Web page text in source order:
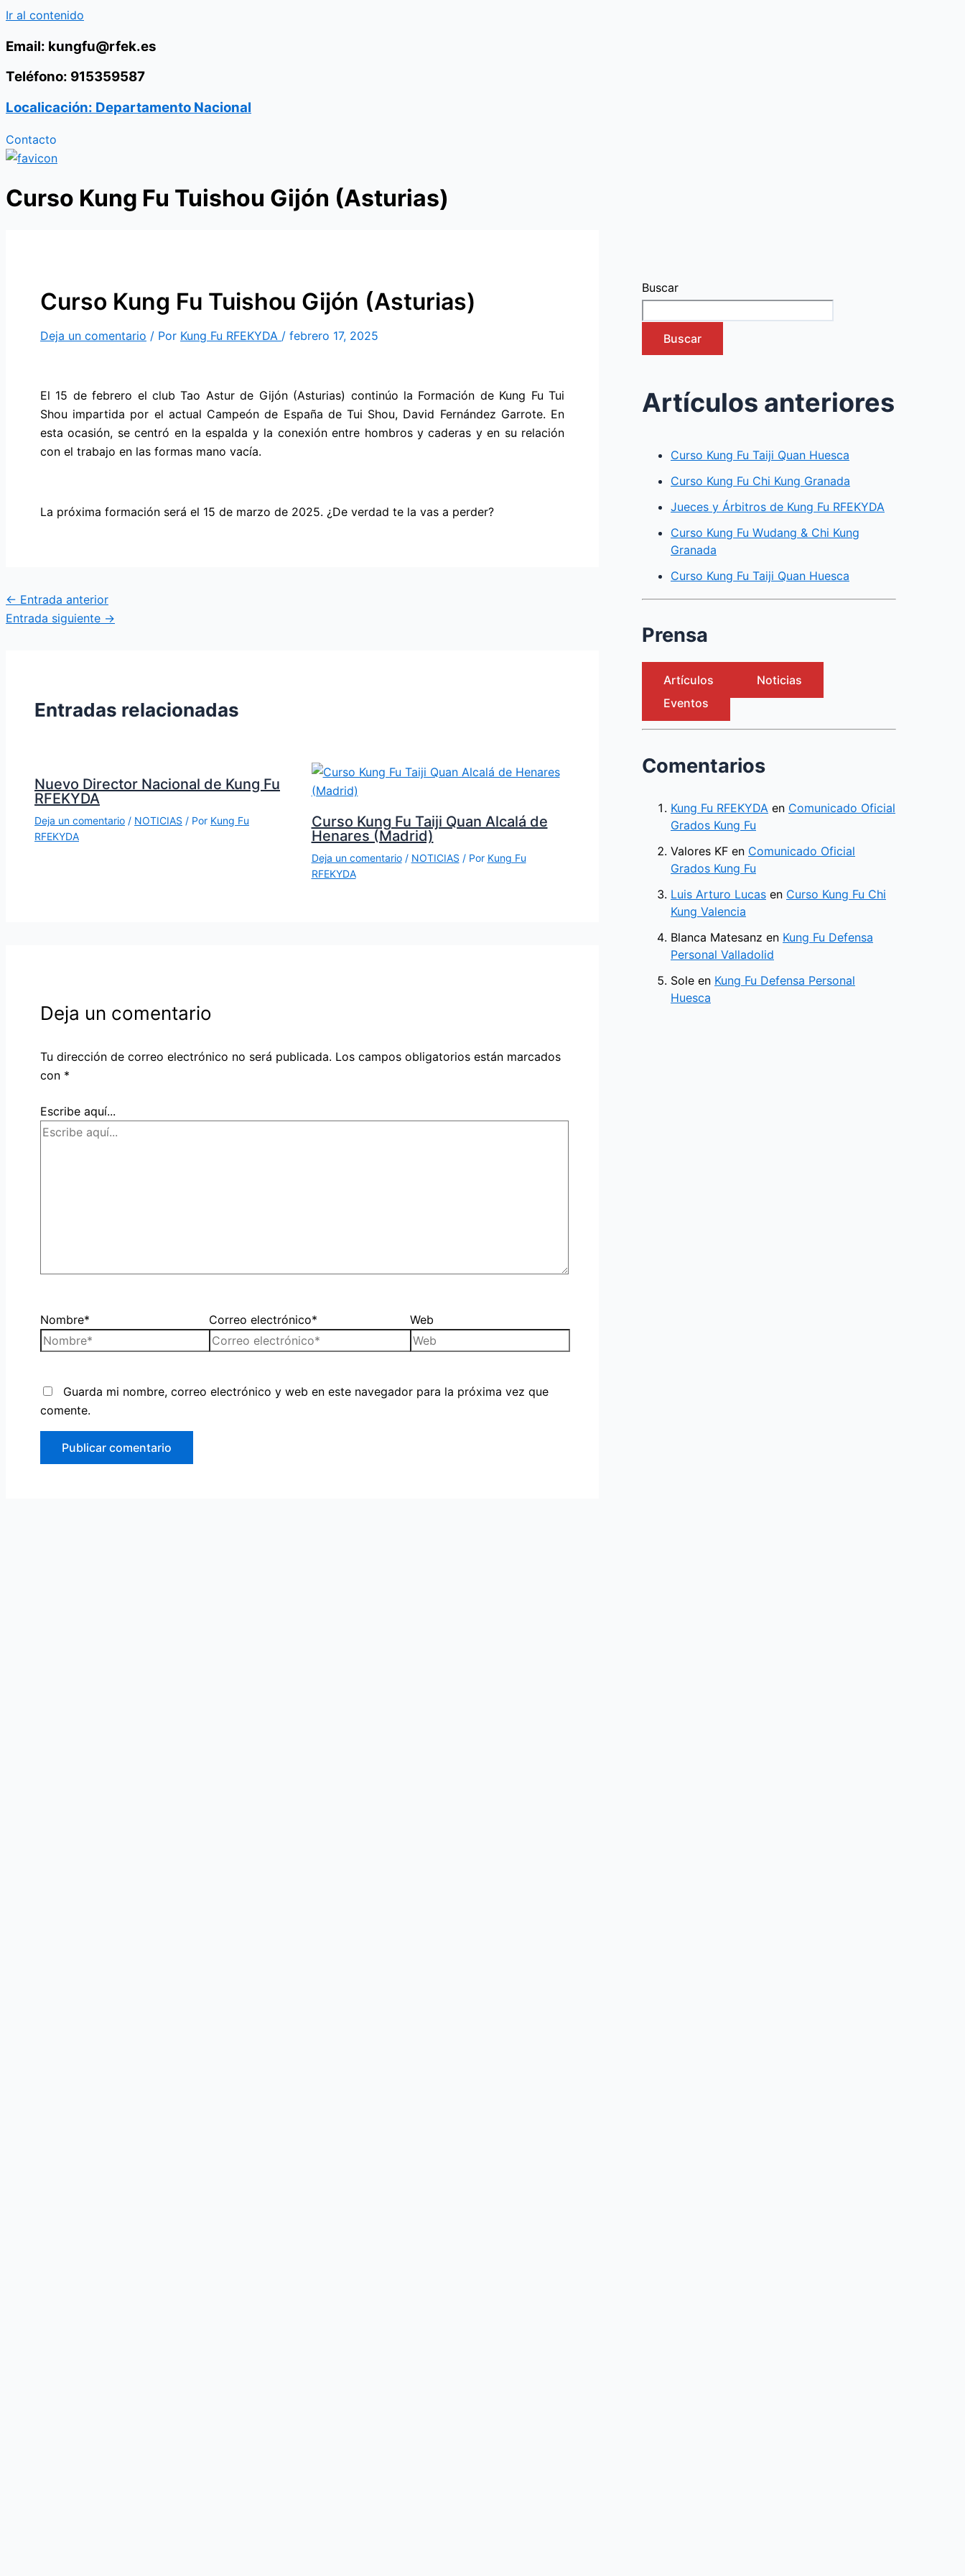
Ir al contenido
Email: kungfu@rfek.es
Teléfono: 915359587
Localicación: Departamento Nacional
Contacto
Curso Kung Fu Tuishou Gijón (Asturias)
Curso Kung Fu Tuishou Gijón (Asturias)
Deja un comentario / Por Kung Fu RFEKYDA / febrero 17, 2025
El 15 de febrero el club Tao Astur de Gijón (Asturias) continúo la Formación de Kung Fu Tui
Shou impartida por el actual Campeón de España de Tui Shou, David Fernández Garrote. En
esta ocasión, se centró en la espalda y la conexión entre hombros y caderas y en su relación
con el trabajo en las formas mano vacía.
La próxima formación será el 15 de marzo de 2025. ¿De verdad te la vas a perder?
← Entrada anterior
Entrada siguiente →
Entradas relacionadas
Nuevo Director Nacional de Kung Fu
RFEKYDA
Deja un comentario / NOTICIAS / Por Kung Fu
RFEKYDA
Curso Kung Fu Taiji Quan Alcalá de
Henares (Madrid)
Deja un comentario / NOTICIAS / Por Kung Fu
RFEKYDA
Deja un comentario
Tu dirección de correo electrónico no será publicada. Los campos obligatorios están marcados
con *
Escribe aquí...
Nombre* Correo electrónico* Web
Guarda mi nombre, correo electrónico y web en este navegador para la próxima vez que
comente.
Buscar
Buscar
Artículos anteriores
Curso Kung Fu Taiji Quan Huesca
Curso Kung Fu Chi Kung Granada
Jueces y Árbitros de Kung Fu RFEKYDA
Curso Kung Fu Wudang & Chi Kung
Granada
Curso Kung Fu Taiji Quan Huesca
Prensa
Artículos
Noticias
Eventos
Comentarios
Kung Fu RFEKYDA en Comunicado Oficial
Grados Kung Fu
Valores KF en Comunicado Oficial
Grados Kung Fu
Luis Arturo Lucas en Curso Kung Fu Chi
Kung Valencia
Blanca Matesanz en Kung Fu Defensa
Personal Valladolid
Sole en Kung Fu Defensa Personal
Huesca